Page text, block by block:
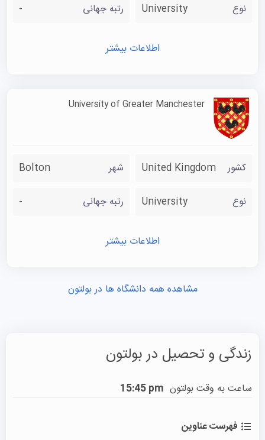
نوع University رتبه جهانی -
اطلاعات بیشتر
University of Greater Manchester
کشور United Kingdom شهر Bolton
نوع University رتبه جهانی -
اطلاعات بیشتر
مشاهده همه دانشگاه ها در بولتون
زندگی و تحصیل در بولتون
ساعت به وقت بولتون 15:45 pm
فهرست عناوین